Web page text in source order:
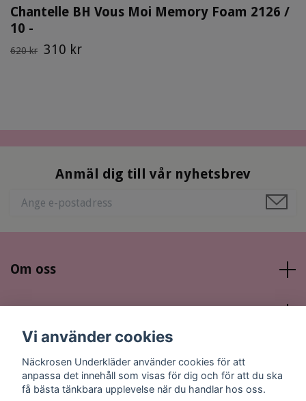
Chantelle BH Vous Moi Memory Foam 2126 /
10 -
620 kr 310 kr
Anmäl dig till vår nyhetsbrev
Om oss
Sociala medier
Vi använder cookies
Näckrosen Underkläder använder cookies för att
anpassa det innehåll som visas för dig och för att du ska
få bästa tänkbara upplevelse när du handlar hos oss.